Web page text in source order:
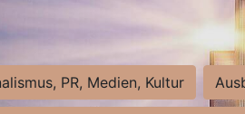
PR, Medien, Kultur